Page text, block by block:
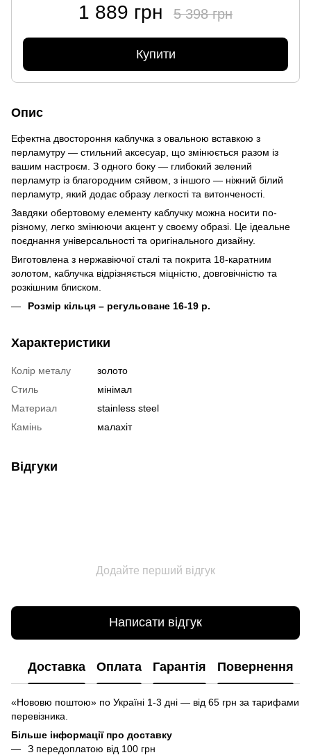
1 889 грн 5 398 грн
Купити
Опис
Ефектна двостороння каблучка з овальною вставкою з
перламутру — стильний аксесуар, що змінюється разом із
вашим настроєм. З одного боку — глибокий зелений
перламутр із благородним сяйвом, з іншого — ніжний білий
перламутр, який додає образу легкості та витонченості.
Завдяки обертовому елементу каблучку можна носити по-
різному, легко змінюючи акцент у своєму образі. Це ідеальне
поєднання універсальності та оригінального дизайну.
Виготовлена з нержавіючої сталі та покрита 18-каратним
золотом, каблучка відрізняється міцністю, довговічністю та
розкішним блиском.
Розмір кільця – регульоване 16-19 р.
Характеристики
Колір металу
золото
Стиль
мінімал
Материал
stainless steel
Камінь
малахіт
Відгуки
Додайте перший відгук
Написати відгук
Доставка Оплата Гарантія Повернення
«Нововю поштою» по Україні 1-3 дні — від 65 грн за тарифами
перевізника.
Більше інформації про доставку
З передоплатою від 100 грн